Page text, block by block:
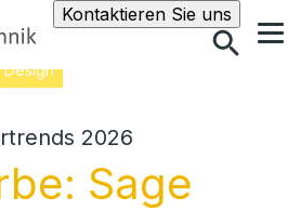
Kontaktieren Sie unsSuche
Design
2026
Sage